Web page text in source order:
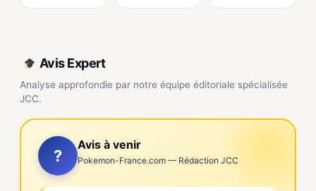
Avis Expert
Analyse approfondie par notre équipe éditoriale spécialisée
JCC.
?
Avis à venir
Pokemon-France.com — Rédaction JCC